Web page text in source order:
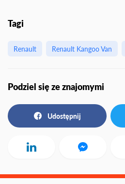
Tagi
Renault Renault Kangoo Van
Podziel się ze znajomymi
Udostępnij